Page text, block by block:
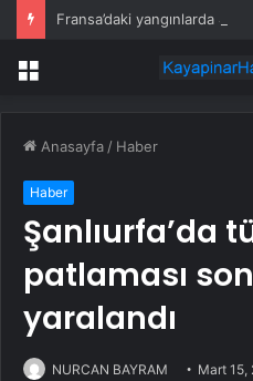
Fransa’daki yangınlarda 4
Menü
Anasayfa / Haber
Haber
Şanlıurfa’da
patlaması
yaralandı
NURCAN BAYRAM Mart 15,